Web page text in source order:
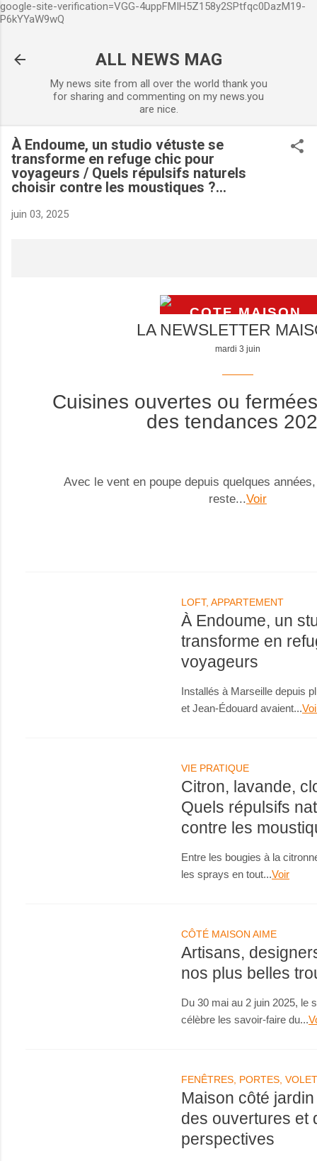
google-site-verification=VGG-4uppFMIH5Z158y2SPtfqc0DazM19-
P6kYYaW9wQ
ALL NEWS MAG
My news site from all over the world thank you
for sharing and commenting on my news.you
are nice.
À Endoume, un studio vétuste se
transforme en refuge chic pour
voyageurs / Quels répulsifs naturels
choisir contre les moustiques ?...
juin 03, 2025
LA NEWSLETTER
mardi 3 juin
Cuisines ouvertes ou
des tendances
Avec le vent en poupe depuis quelques
reste...Voir
LOFT, APPARTEMENT
À Endoume, un
transforme en
voyageurs
Installés à Marseille depuis
et Jean-Édouard avaient...
VIE PRATIQUE
Citron, lavande,
Quels répulsifs
contre les
Entre les bougies à la
les sprays en tout...Voir
CÔTÉ MAISON AIME
Artisans,
nos plus belles
Du 30 mai au 2 juin 2025, le
célèbre les savoir-faire du...
FENÊTRES, PORTES,
Maison côté
des ouvertures et
perspectives